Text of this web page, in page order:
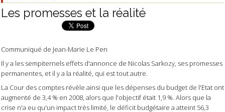
Les promesses et la réalité
Communiqué de Jean-Marie Le Pen
Il y a les sempiternels effets d'annonce de Nicolas Sarkozy, ses promesses
permanentes, et il y a la réalité, qui est tout autre.
La Cour des comptes révèle ainsi que les dépenses du budget de l'Etat ont
augmenté de 3,4 % en 2008, alors que l'objectif était 1,9 %. Alors que la
crise n'a eu qu'un impact très limité, le déficit budgétaire a atteint 56,3